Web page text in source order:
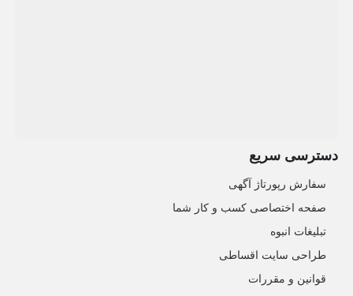
دسترسی سریع
سفارش رپورتاژ آگهی
صفحه اختصاصی کسب و کار شما
تبلیغات انبوه
طراحی سایت اقساطی
قوانین و مقررات